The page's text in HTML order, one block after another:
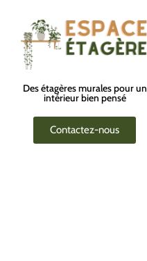
Des étagères murales pour un
intérieur bien pensé
Contactez-nous